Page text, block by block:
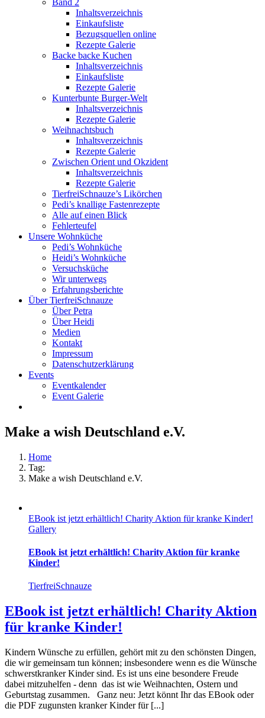
Band 2
Inhaltsverzeichnis
Einkaufsliste
Bezugsquellen online
Rezepte Galerie
Backe backe Kuchen
Inhaltsverzeichnis
Einkaufsliste
Rezepte Galerie
Kunterbunte Burger-Welt
Inhaltsverzeichnis
Rezepte Galerie
Weihnachtsbuch
Inhaltsverzeichnis
Rezepte Galerie
Zwischen Orient und Okzident
Inhaltsverzeichnis
Rezepte Galerie
TierfreiSchnauze’s Likörchen
Pedi’s knallige Fastenrezepte
Alle auf einen Blick
Fehlerteufel
Unsere Wohnküche
Pedi’s Wohnküche
Heidi’s Wohnküche
Versuchsküche
Wir unterwegs
Erfahrungsberichte
Über TierfreiSchnauze
Über Petra
Über Heidi
Medien
Kontakt
Impressum
Datenschutzerklärung
Events
Eventkalender
Event Galerie
Make a wish Deutschland e.V.
Home
Tag:
Make a wish Deutschland e.V.
EBook ist jetzt erhältlich! Charity Aktion für kranke Kinder!
Gallery
EBook ist jetzt erhältlich! Charity Aktion für kranke
Kinder!
TierfreiSchnauze
EBook ist jetzt erhältlich! Charity Aktion
für kranke Kinder!
Kindern Wünsche zu erfüllen, gehört mit zu den schönsten Dingen,
die wir gemeinsam tun können; insbesondere wenn es die Wünsche
schwerstkranker Kinder sind. Es ist uns eine besondere Freude
dabei mitzuhelfen - denn das ist wie Weihnachten, Ostern und
Geburtstag zusammen. Ganz neu: Jetzt könnt Ihr das EBook oder
die PDF zugunsten kranker Kinder für [...]